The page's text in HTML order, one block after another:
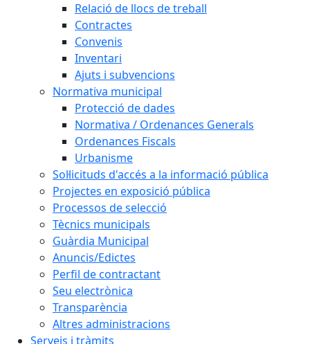
Relació de llocs de treball
Contractes
Convenis
Inventari
Ajuts i subvencions
Normativa municipal
Protecció de dades
Normativa / Ordenances Generals
Ordenances Fiscals
Urbanisme
Sol·licituds d'accés a la informació pública
Projectes en exposició pública
Processos de selecció
Tècnics municipals
Guàrdia Municipal
Anuncis/Edictes
Perfil de contractant
Seu electrònica
Transparència
Altres administracions
Serveis i tràmits